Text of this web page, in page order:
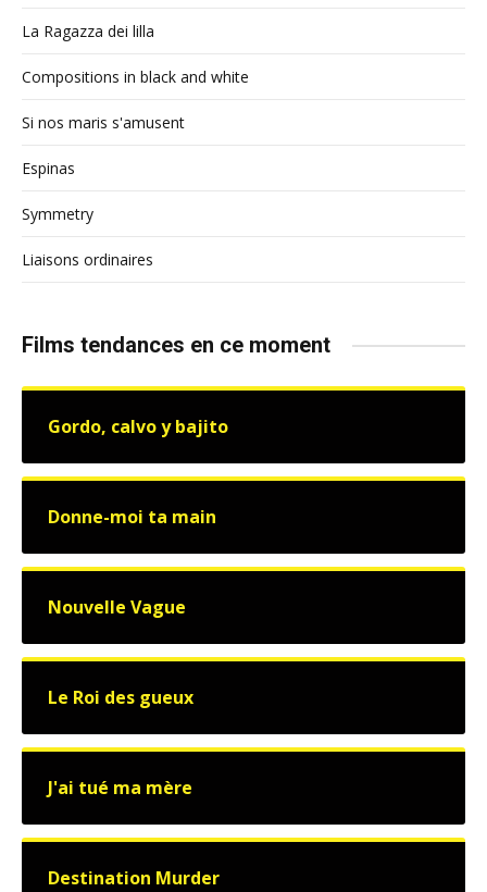
La Ragazza dei lilla
Compositions in black and white
Si nos maris s'amusent
Espinas
Symmetry
Liaisons ordinaires
Films tendances en ce moment
Gordo, calvo y bajito
Donne-moi ta main
Nouvelle Vague
Le Roi des gueux
J'ai tué ma mère
Destination Murder